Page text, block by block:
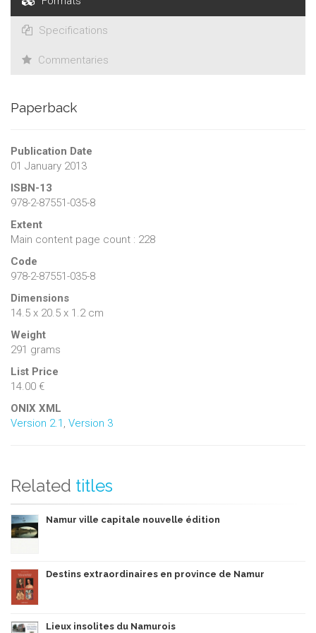
Specifications
Commentaries
Paperback
Publication Date
01 January 2013
ISBN-13
978-2-87551-035-8
Extent
Main content page count : 228
Code
978-2-87551-035-8
Dimensions
14.5 x 20.5 x 1.2 cm
Weight
291 grams
List Price
14.00 €
ONIX XML
Version 2.1 Version 3
Related titles
Namur ville capitale nouvelle édition
Destins extraordinaires en province de Namur
Lieux insolites du Namurois